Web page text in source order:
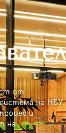
от
на НБУ.
и
на